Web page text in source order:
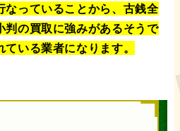
なっていることから、古銭全
判の買取に強みがあるそうで
いる業者になります。